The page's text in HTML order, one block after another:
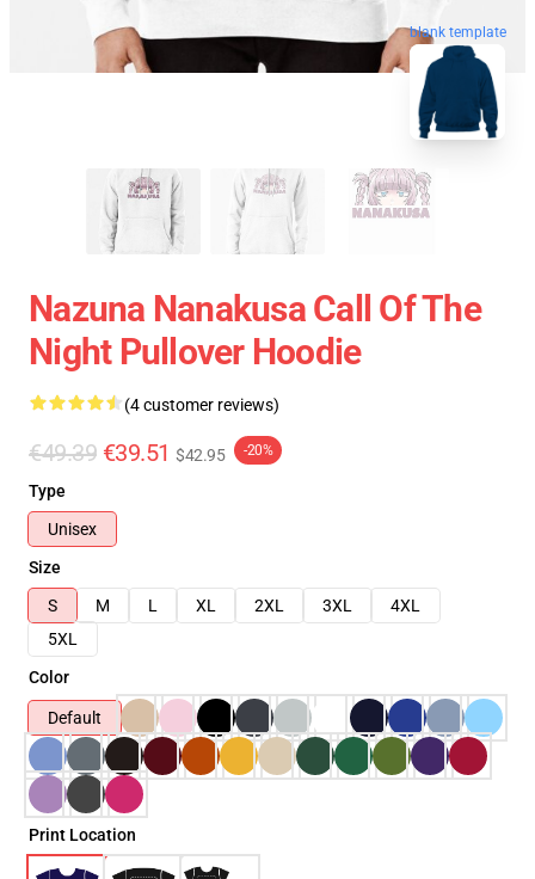
blank template
Nazuna Nanakusa Call Of The
Night Pullover Hoodie
(4 customer reviews)
€49.39 €39.51 $42.95 -20%
Type
Unisex
Size
S
M L XL 2XL 3XL
4XL
5XL
Color
Default
Print Location